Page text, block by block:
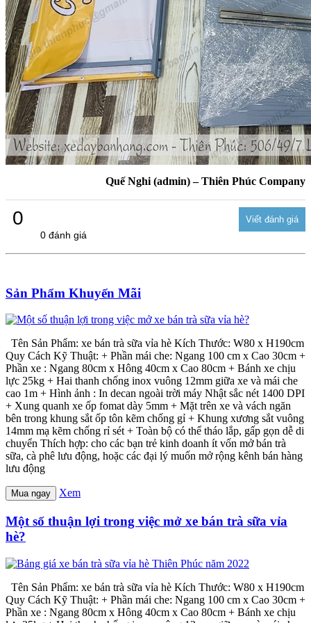
Quế Nghi (admin) – Thiên Phúc Company
0
0 đánh giá
Sản Phẩm Khuyến Mãi
Tên Sản Phẩm: xe bán trà sữa vỉa hè Kích Thước: W80 x H190cm
Quy Cách Kỹ Thuật: + Phần mái che: Ngang 100 cm x Cao 30cm +
Phần xe : Ngang 80cm x Hông 40cm x Cao 80cm + Bánh xe chịu
lực 25kg + Hai thanh chống inox vuông 12mm giữa xe và mái che
cao 1m + Hình ảnh : In decan ngoài trời máy Nhật sắc nét 1400 DPI
+ Xung quanh xe ốp fomat dày 5mm + Mặt trên xe và vách ngăn
bên trong khung sắt ốp tôn kẽm chống gỉ + Khung xương sắt vuông
14mm mạ kẽm chống rỉ sét + Toàn bộ có thể tháo lắp, gấp gọn dễ di
chuyển Thích hợp: cho các bạn trẻ kinh doanh ít vốn mở bán trà
sữa, cà phê lưu động, hoặc các đại lý muốn mở rộng kênh bán hàng
lưu động
Mua ngay Xem
Một số thuận lợi trong việc mở xe bán trà sữa vỉa
hè?
Tên Sản Phẩm: xe bán trà sữa vỉa hè Kích Thước: W80 x H190cm
Quy Cách Kỹ Thuật: + Phần mái che: Ngang 100 cm x Cao 30cm +
Phần xe : Ngang 80cm x Hông 40cm x Cao 80cm + Bánh xe chịu